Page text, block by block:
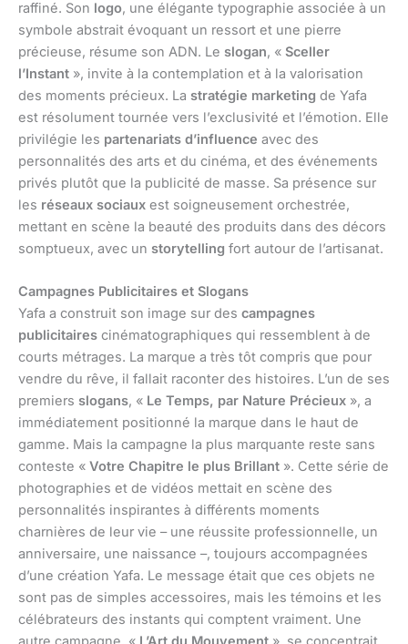
raffiné. Son logo, une élégante typographie associée à un
symbole abstrait évoquant un ressort et une pierre
précieuse, résume son ADN. Le slogan, « Sceller
l’Instant », invite à la contemplation et à la valorisation
des moments précieux. La stratégie marketing de Yafa
est résolument tournée vers l’exclusivité et l’émotion. Elle
privilégie les partenariats d’influence avec des
personnalités des arts et du cinéma, et des événements
privés plutôt que la publicité de masse. Sa présence sur
les réseaux sociaux est soigneusement orchestrée,
mettant en scène la beauté des produits dans des décors
somptueux, avec un storytelling fort autour de l’artisanat.
Campagnes Publicitaires et Slogans
Yafa a construit son image sur des campagnes
publicitaires cinématographiques qui ressemblent à de
courts métrages. La marque a très tôt compris que pour
vendre du rêve, il fallait raconter des histoires. L’un de ses
premiers slogans, « Le Temps, par Nature Précieux », a
immédiatement positionné la marque dans le haut de
gamme. Mais la campagne la plus marquante reste sans
conteste « Votre Chapitre le plus Brillant ». Cette série de
photographies et de vidéos mettait en scène des
personnalités inspirantes à différents moments
charnières de leur vie – une réussite professionnelle, un
anniversaire, une naissance –, toujours accompagnées
d’une création Yafa. Le message était que ces objets ne
sont pas de simples accessoires, mais les témoins et les
célébrateurs des instants qui comptent vraiment. Une